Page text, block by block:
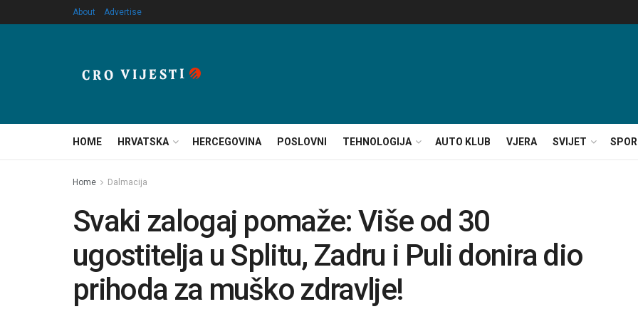
About Advertise
HOME HRVATSKA HERCEGOVINA POSLOVNI TEHNOLOGIJA AUTO KLUB VJERA SVIJET
Home Dalmacija
Svaki zalogaj pomaže: Više od 30
ugostitelja u Splitu, Zadru i Puli donira dio
prihoda za muško zdravlje!